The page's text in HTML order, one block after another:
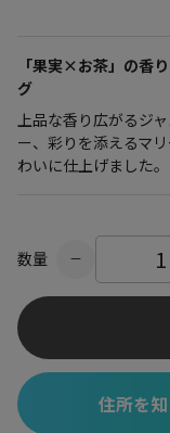
「果実×お茶」の香
グ
上品な香り広がるジ
ー、彩りを添えるマ
わいに仕上げました。
数量
住所を